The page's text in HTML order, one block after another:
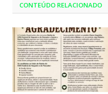
CONTEÚDO RELACIONADO